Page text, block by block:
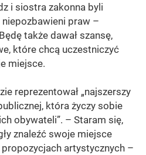
i siostra zakonna byli
praw –
także dawał szansę,
które chcą uczestniczyć
miejsce.
reprezentował „najszerszy
która życzy sobie
obywateli”. – Staram się,
znaleźć swoje miejsce
artystycznych –